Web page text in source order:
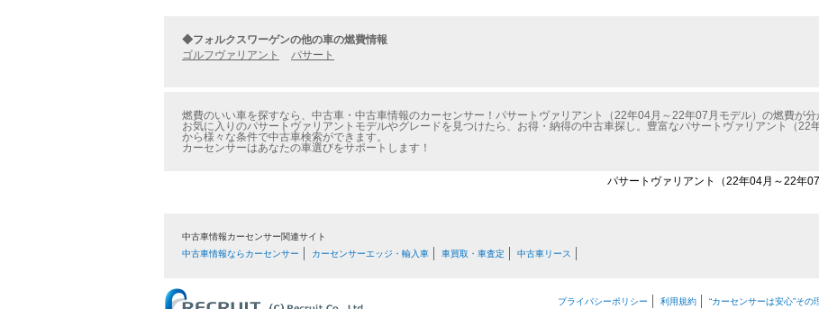
◆フォルクスワーゲンの他の車の燃費情報
ゴルフヴァリアント
パサート
燃費のいい車を探すなら、中古車・中古車情報のカーセンサー！パサートヴァリアント（22年04月～22年07月モデル）の燃費が分
お気に入りのパサートヴァリアントモデルやグレードを見つけたら、お得・納得の中古車探し。豊富なパサートヴァリアント（22
から様々な条件で中古車検索ができます。
カーセンサーはあなたの車選びをサポートします！
パサートヴァリアント（22年04月～22年
中古車情報カーセンサー関連サイト
中古車情報ならカーセンサー
カーセンサーエッジ・輸入車 車買取・車査定 中古車リース
プライバシーポリシー 利用規約 “カーセンサーは安心”その